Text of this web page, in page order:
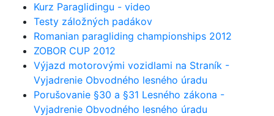
Kurz Paraglidingu - video
Testy záložných padákov
Romanian paragliding championships 2012
ZOBOR CUP 2012
Výjazd motorovými vozidlami na Straník -
Vyjadrenie Obvodného lesného úradu
Porušovanie §30 a §31 Lesného zákona -
Vyjadrenie Obvodného lesného úradu